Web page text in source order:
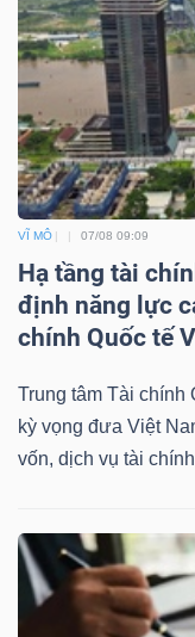
VĨ MÔ 07/08 09:09
Hạ tầng tài
định năng lực
chính Quốc tế
Trung tâm Tài chính
kỳ vọng đưa Việt
vốn, dịch vụ tài